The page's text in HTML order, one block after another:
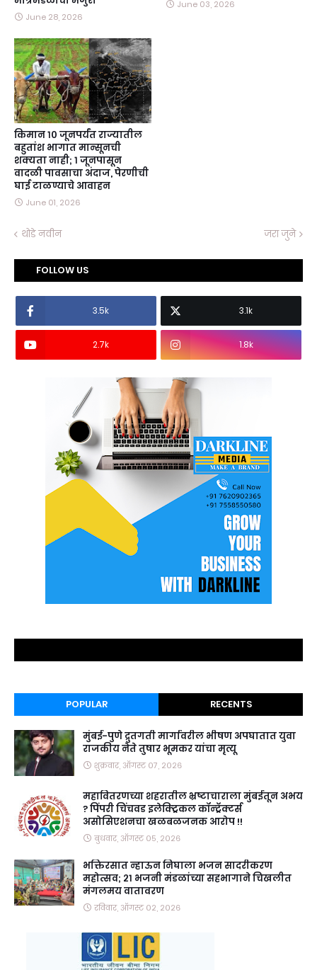
June 28, 2026
June 03, 2026
किमान १० जूनपर्यंत राज्यातील
बहुतांश भागात मान्सूनची
शक्यता नाही; १ जूनपासून
वादळी पावसाचा अंदाज, पेरणीची
घाई टाळण्याचे आवाहन
June 01, 2026
थोडे नवीन जरा जुने
FOLLOW US
3.5k 3.1k
2.7k 1.8k
POPULAR RECENTS
मुंबई-पुणे द्रुतगती मार्गावरील भीषण अपघातात युवा
राजकीय नेते तुषार भूमकर यांचा मृत्यू
शुक्रवार, ऑगस्ट ०७, २०२६
महावितरणच्या शहरातील भ्रष्टाचाराला मुंबईतून अभय
? पिंपरी चिंचवड इलेक्ट्रिकल कॉन्ट्रॅक्टर्स
असोसिएशनचा खळबळजनक आरोप !!
बुधवार, ऑगस्ट ०५, २०२६
भक्तिरसात न्हाऊन निघाला भजन सादरीकरण
महोत्सव; २१ भजनी मंडळांच्या सहभागाने चिखलीत
मंगलमय वातावरण
रविवार, ऑगस्ट ०२, २०२६